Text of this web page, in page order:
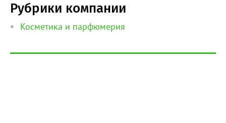
Рубрики компании
Косметика и парфюмерия